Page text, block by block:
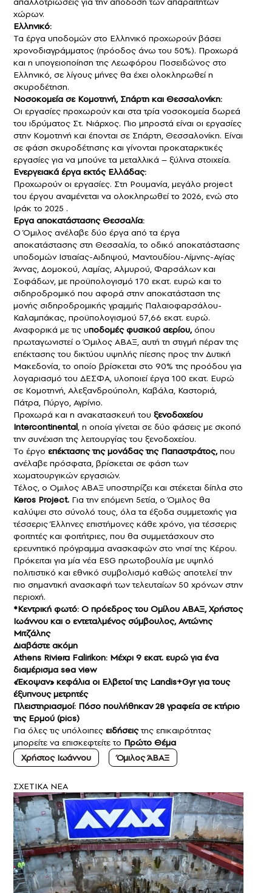
χώρων.
Ελληνικό:
Τα έργα υποδομών στο Ελληνικό προχωρούν βάσει
χρονοδιαγράμματος (πρόοδος άνω του 50%). Προχωρά
και η υπογειοποίηση της Λεωφόρου Ποσειδώνος στο
Ελληνικό, σε λίγους μήνες θα έχει ολοκληρωθεί η
σκυροδέτηση.
Νοσοκομεία σε Κομοτηνή, Σπάρτη και Θεσσαλονίκη:
Οι εργασίες προχωρούν και στα τρία νοσοκομεία δωρεά
του ιδρύματος Στ. Νιάρχος. Πιο μπροστά είναι οι εργασίες
στην Κομοτηνή και έπονται σε Σπάρτη, Θεσσαλονίκη. Είναι
σε φάση σκυροδέτησης και γίνονται προκαταρκτικές
εργασίες για να μπούνε τα μεταλλικά – ξύλινα στοιχεία.
Ενεργειακά έργα εκτός Ελλάδας:
Προχωρούν οι εργασίες. Στη Ρουμανία, μεγάλο project
του έργου αναμένεται να ολοκληρωθεί το 2026, ενώ στο
Ιράκ το 2025 .
Εργα αποκατάστασης Θεσσαλία:
Ο Όμιλος ανέλαβε δύο έργα από τα έργα
αποκατάστασης στη Θεσσαλία, το οδικό αποκατάστασης
υποδομών Ιστιαίας-Αιδηψού, Μαντουδίου-Λίμνης-Αγίας
Άννας, Δομοκού, Λαμίας, Αλμυρού, Φαρσάλων και
Σοφάδων, με προϋπολογισμό 170 εκατ. ευρώ και το
σιδηροδρομικό που αφορά στην αποκατάσταση της
μονής σιδηροδρομικής γραμμής Παλαιοφαρσάλου-
Καλαμπάκας, προϋπολογισμού 57,66 εκατ. ευρώ.
Αναφορικά με τις υποδομές φυσικού αερίου,όπου
πρωταγωνιστεί ο Όμιλος ΑΒΑΞ, αυτή τη στιγμή πέραν της
επέκτασης του δικτύου υψηλής πίεσης προς την Δυτική
Μακεδονία, το οποίο βρίσκεται στο 90% της προόδου για
λογαριασμό του ΔΕΣΦΑ, υλοποιεί έργα 100 εκατ. Ευρώ
σε Κομοτηνή, Αλεξανδρούπολη, Καβάλα, Καστοριά,
Πάτρα, Πύργο, Αγρίνιο.
Προχωρά και η ανακατασκευή του ξενοδοχείου
Intercontinental, η οποία γίνεται σε δύο φάσεις με σκοπό
την συνέχιση της λειτουργίας του ξενοδοχείου.
Το έργο επέκτασης της μονάδας της Παπαστράτος,που
ανέλαβε πρόσφατα, βρίσκεται σε φάση των
χωματουργικών εργασιών.
Τέλος, ο Ομιλος ΑΒΑΞ υποστηρίζει και στέκεται δίπλα στο
Keros Project. Για την επόμενη 5ετία, ο Όμιλος θα
καλύψει στο σύνολό τους, όλα τα έξοδα συμμετοχής για
τέσσερις Έλληνες επιστήμονες κάθε χρόνο, για τέσσερις
φοιτητές και φοιτήτριες, που θα συμμετάσχουν στο
ερευνητικό πρόγραμμα ανασκαφών στο νησί της Κέρου.
Πρόκειται για μία νέα ESG πρωτοβουλία με υψηλό
πολιτιστικό και εθνικό συμβολισμό καθώς αποτελεί την
πιο σημαντική ανασκαφή των τελευταίων 50 χρόνων στην
περιοχή.
*Κεντρική φωτό: Ο πρόεδρος του Ομίλου ΑΒΑΞ, Χρήστος
Ιωάννου και ο εντεταλμένος σύμβουλος, Αντώνης
Μιτζάλης
Διαβάστε ακόμη
Athens Riviera Falirikon: Μέχρι 9 εκατ. ευρώ για ένα
διαμέρισμα sea view
«Έκοψαν» κεφάλια οι Ελβετοί της Landis+Gyr για τους
έξυπνους μετρητές
Πλειστηριασμοί: Πόσο πουλήθηκαν 28 γραφεία σε κτήριο
της Ερμού (pics)
Για όλες τις υπόλοιπες ειδήσειςτης επικαιρότητας
μπορείτε να επισκεφτείτε το Πρώτο Θέμα
Χρήστος Ιωάννου
Όμιλος ΆΒΑΞ
ΣXETIKA NEA